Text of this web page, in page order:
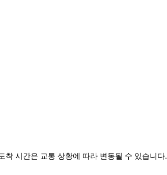
시간은 교통 상황에 따라 변동될 수 있습니다.